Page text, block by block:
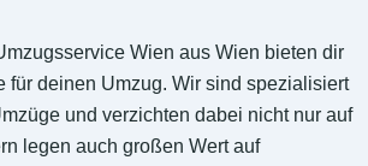
Wien aus Wien bieten dir
für deinen Umzug. Wir sind spezialisiert
und verzichten dabei nicht nur auf
legen auch großen Wert auf